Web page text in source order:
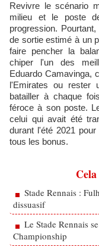
Revivre le scénario
milieu et le poste
progression.
de sortie estimé à un
faire pencher la
chiper l'un des
Eduardo Camavinga,
l'Emirates ou rester
batailler à chaque
féroce à son poste.
celui qui avait été
durant l'été 2021
tous les bonus.
Stade Rennais :
dissuasif
Le Stade Rennais
Championship